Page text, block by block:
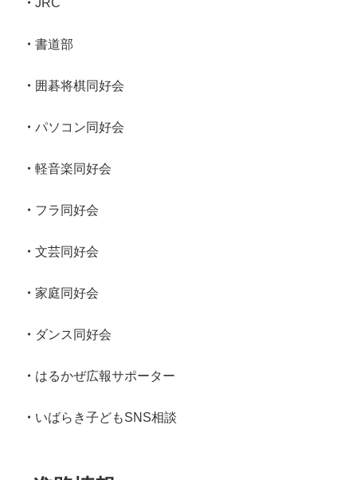
JRC
書道部
囲碁将棋同好会
パソコン同好会
軽音楽同好会
フラ同好会
文芸同好会
家庭同好会
ダンス同好会
はるかぜ広報サポーター
いばらき子どもSNS相談